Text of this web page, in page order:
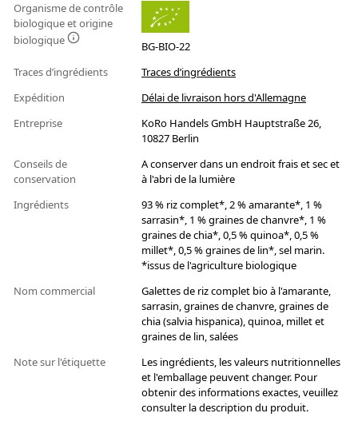
Organisme de contrôle
biologique et origine
biologique
BG-BIO-22
Traces d’ingrédients
Traces d’ingrédients
Expédition
Délai de livraison hors d'Allemagne
Entreprise
KoRo Handels GmbH Hauptstraße 26,
10827 Berlin
Conseils de
conservation
A conserver dans un endroit frais et sec et
à l'abri de la lumière
Ingrédients
93 % riz complet*, 2 % amarante*, 1 %
sarrasin*, 1 % graines de chanvre*, 1 %
graines de chia*, 0,5 % quinoa*, 0,5 %
millet*, 0,5 % graines de lin*, sel marin.
*issus de l'agriculture biologique
Nom commercial
Galettes de riz complet bio à l'amarante,
sarrasin, graines de chanvre, graines de
chia (salvia hispanica), quinoa, millet et
graines de lin, salées
Note sur l'étiquette
Les ingrédients, les valeurs nutritionnelles
et l'emballage peuvent changer. Pour
obtenir des informations exactes, veuillez
consulter la description du produit.